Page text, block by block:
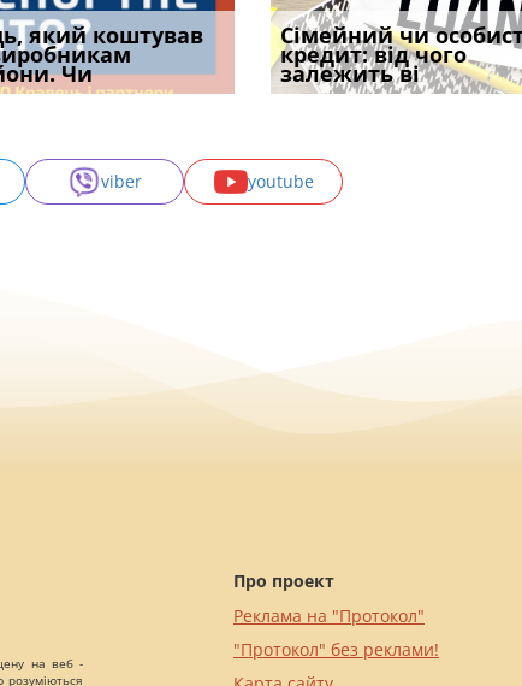
встановив для
шкоди
Документи, на яких не
проставляється
апостиль: пер
який коштував
Чи
Огляд практики ВС від
Ростислава Кравця, що
опублі
потрібна ФОП
у 2026 році:
засто
Сімейний чи
кредит: від чого
залежить ві
Восьмий ААС
підтвердив, що
може скас
viber youtube
на веб -
розуміються
Про проект
Реклама на "Протокол"
"Протокол" без реклами!